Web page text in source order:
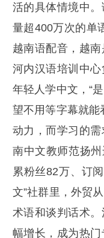
活的具体情境中
量超400万次的单
越南语配音，越南
河内汉语培训中
年轻人学中文，“
望不用等字幕就能
动力，而学习的
南中文教师范扬
累粉丝82万、订
文”社群里，外贸
术语和谈判话术
幅增长，成为热